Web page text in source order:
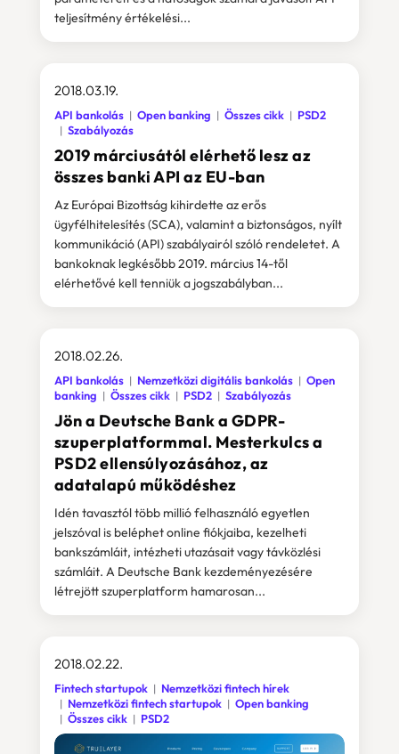
teljesítmény értékelési...
2019 márciusától elérhető lesz az
összes banki API az EU-ban
2018.03.19.
API bankolás Open banking Összes cikk
PSD2
Szabályozás
Az Európai Bizottság kihirdette az erős
ügyfélhitelesítés (SCA), valamint a biztonságos, nyílt
kommunikáció (API) szabályairól szóló rendeletet. A
bankoknak legkésőbb 2019. március 14-től
elérhetővé kell tenniük a jogszabályban...
Jön a Deutsche Bank a GDPR-
szuperplatformmal. Mesterkulcs a
PSD2 ellensúlyozásához, az
adatalapú működéshez
2018.02.26.
API bankolás Nemzetközi digitális bankolás
Open
banking
Összes cikk PSD2 Szabályozás
Idén tavasztól több millió felhasználó egyetlen
jelszóval is beléphet online fiókjaiba, kezelheti
bankszámláit, intézheti utazásait vagy távközlési
számláit. A Deutsche Bank kezdeményezésére
létrejött szuperplatform hamarosan...
2018.02.22.
Fintech startupok
Nemzetközi fintech hírek
Nemzetközi fintech startupok
Open banking
Összes cikk
PSD2